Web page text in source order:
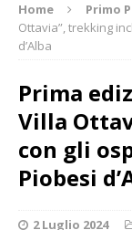
Home Primo
Ottavia”, trekking
d’Alba
Prima
Villa
con gli
Piobesi
2 Luglio 2024